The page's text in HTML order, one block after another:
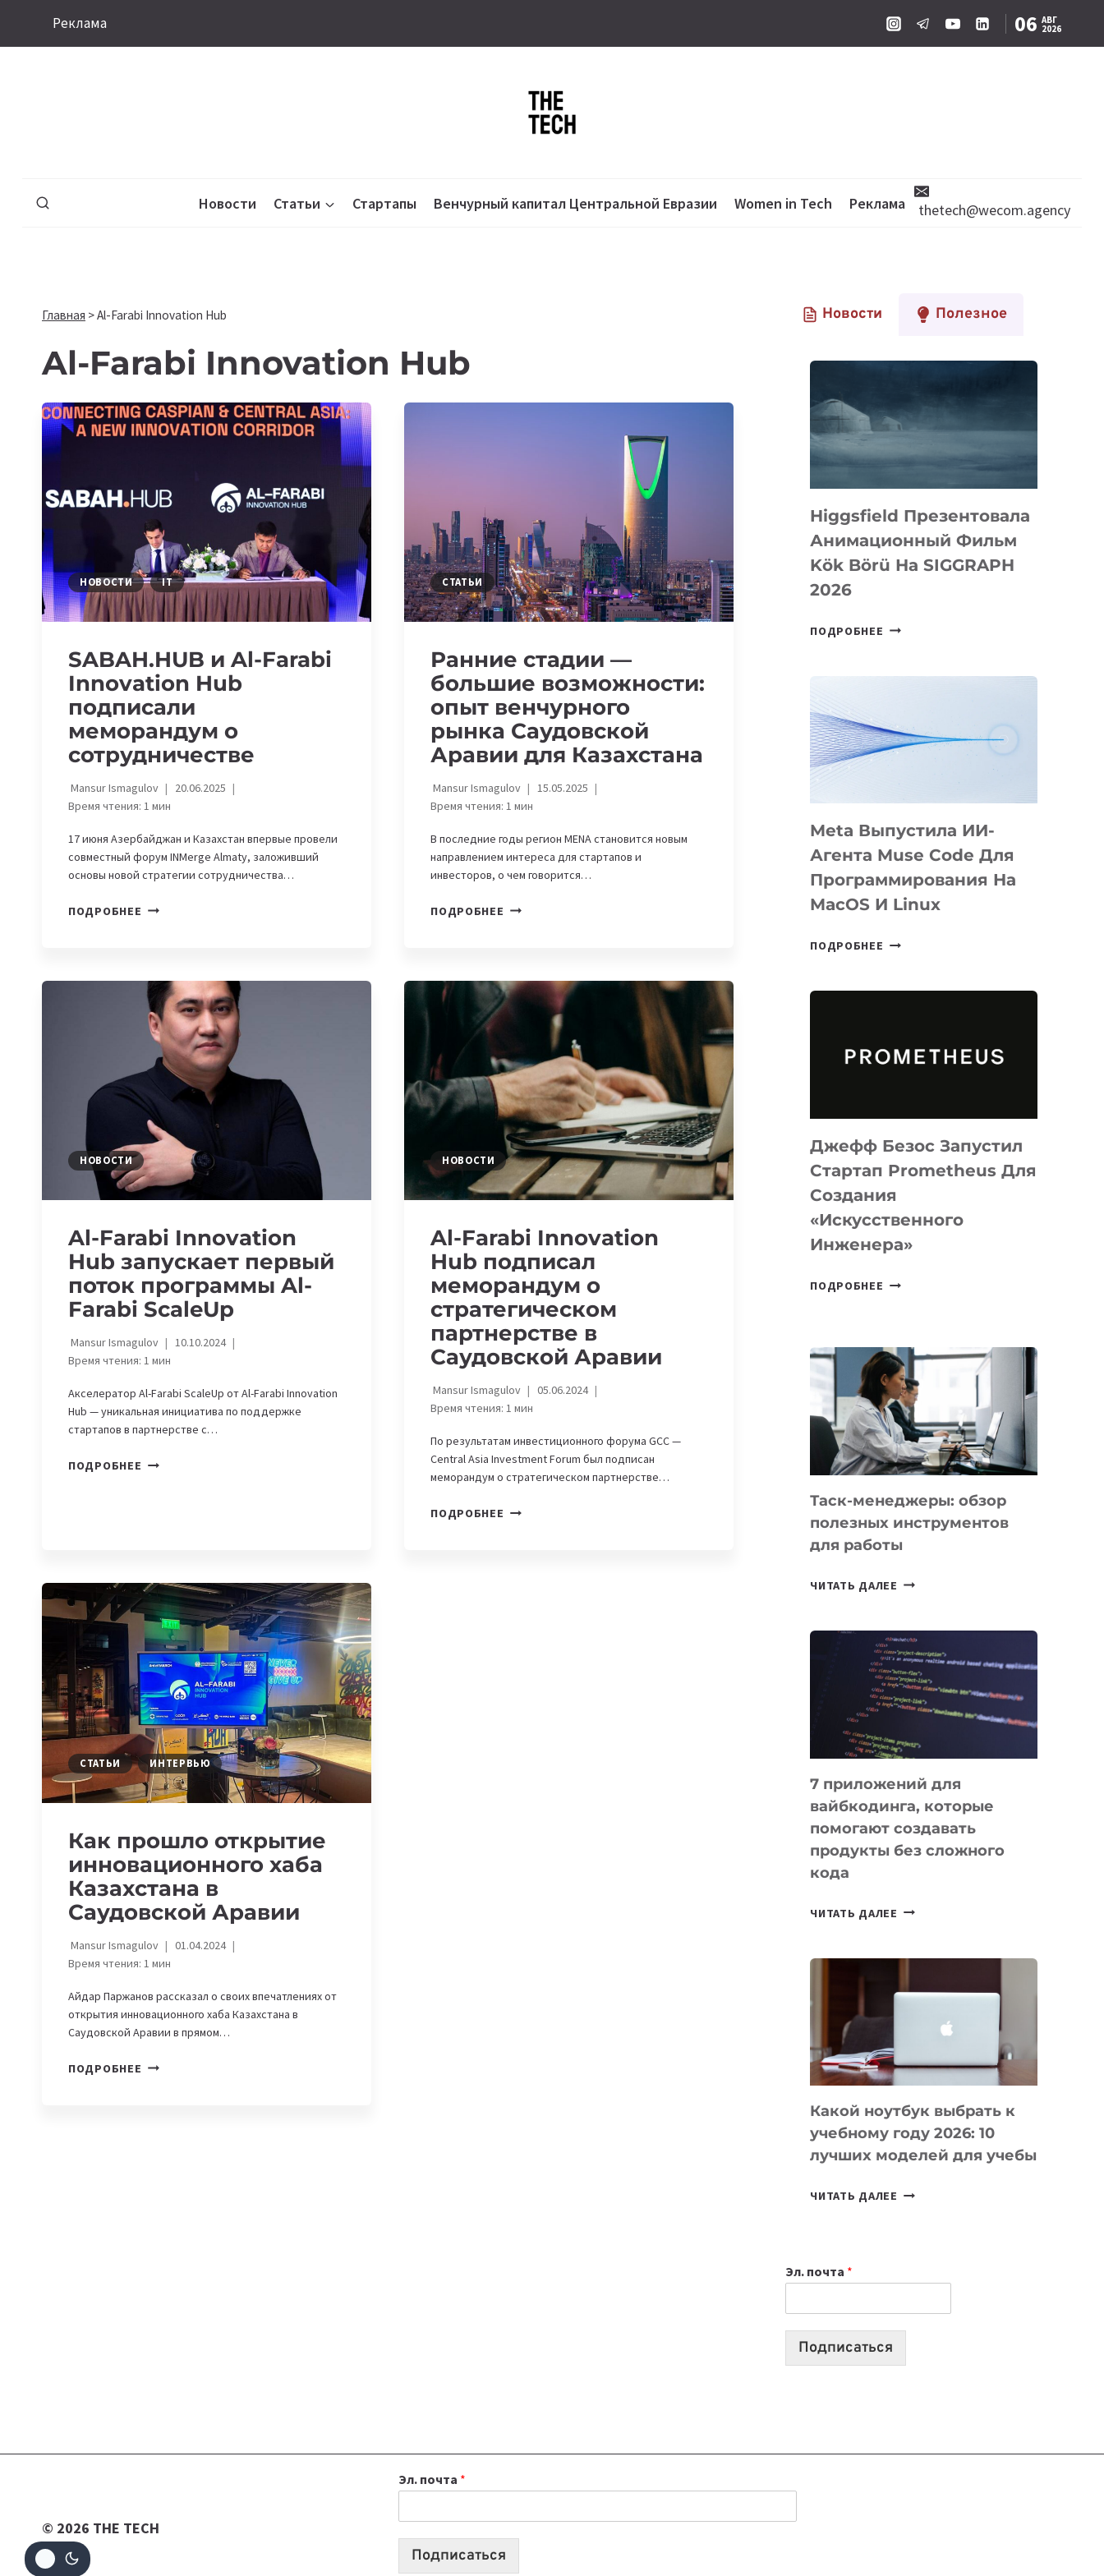
Реклама 06 АВГ
2026
Новости Статьи Стартапы Венчурный капитал Центральной Евразии Women in Tech Реклама thetech@wecom.agency
Главная >Al-Farabi Innovation Hub
Al-Farabi Innovation Hub
НОВОСТИ IT
SABAH.HUB и Al-Farabi
Innovation Hub
подписали
меморандум о
сотрудничестве
Mansur Ismagulov
20.06.2025
Время чтения: 1 мин
17 июня Азербайджан и Казахстан впервые провели
совместный форум INMerge Almaty, заложивший
основы новой стратегии сотрудничества…
ПОДРОБНЕЕ SABAH.HUB
INNOVATION
HUB
ПОДПИСАЛИ
МЕМОРАНДУМ
СОТРУДНИЧЕСТВЕ
СТАТЬИ
Ранние стадии —
большие возможности:
опыт венчурного
рынка Саудовской
Аравии для Казахстана
Mansur Ismagulov
15.05.2025
Время чтения: 1мин
В последние годы регион MENA становится новым
направлением интереса для стартапов и
инвесторов, о чем говорится…
ПОДРОБНЕЕ РАННИЕ
ВОЗМОЖНОСТИ:
ОПЫТ
ВЕНЧУРНОГО
САУДОВСКОЙ
АРАВИИ
ДЛЯ
КАЗАХСТАНА
НОВОСТИ
Al-Farabi Innovation
Hub запускает первый
поток программы Al-
Farabi ScaleUp
Mansur Ismagulov
10.10.2024
Время чтения: 1 мин
Акселератор Al-Farabi ScaleUp от Al-Farabi Innovation
Hub — уникальная инициатива по поддержке
стартапов в партнерстве с…
ПОДРОБНЕЕ AL-
ПРОГРАММЫ
AL-
FARABI
SCALEUP
НОВОСТИ
Al-Farabi Innovation
Hub подписал
меморандум о
стратегическом
партнерстве в
Саудовской Аравии
Mansur Ismagulov
05.06.2024
Время чтения: 1мин
По результатам инвестиционного форума GCC —
Central Asia Investment Forum был подписан
меморандум о стратегическом партнерстве…
ПОДРОБНЕЕ AL-
СТАТЬИ ИНТЕРВЬЮ
Как прошло открытие
инновационного хаба
Казахстана в
Саудовской Аравии
Mansur Ismagulov
01.04.2024
Время чтения: 1 мин
Айдар Паржанов рассказал о своих впечатлениях от
открытия инновационного хаба Казахстана в
Саудовской Аравии в прямом…
ПОДРОБНЕЕ КАК
Новости Полезное
Higgsfield Презентовала
Анимационный Фильм
Kök Börü На SIGGRAPH
2026
ПОДРОБНЕЕ HIGGSFIELD
BÖRÜ
НА
Meta Выпустила ИИ-
Агента Muse Code Для
Программирования На
MacOS И Linux
ПОДРОБНЕЕ META
ДЛЯ
И
LINUX
Джефф Безос Запустил
Стартап Prometheus Для
Создания
«искусственного
Инженера»
ПОДРОБНЕЕ ДЖЕФФ
PROMETHEUS
ДЛЯ
СОЗДАНИЯ
«ИСКУССТВЕННОГО
ИНЖЕНЕРА»
Таск-менеджеры: обзор
полезных инструментов
для работы
ЧИТАТЬ ДАЛЕЕ ТАСК-
ПОЛЕЗНЫХ
ИНСТРУМЕНТОВ
ДЛЯ
РАБОТЫ
7 приложений для
вайбкодинга, которые
помогают создавать
продукты без сложного
кода
ЧИТАТЬ ДАЛЕЕ
КОТОРЫЕ
СОЗДАВАТЬ
БЕЗ
КОДА
Какой ноутбук выбрать к
учебному году 2026: 10
лучших моделей для учебы
ЧИТАТЬ ДАЛЕЕ КАКОЙ
2026:
10
Эл. почта *
Подписаться
© 2026 THE TECH
Эл. почта *
Подписаться